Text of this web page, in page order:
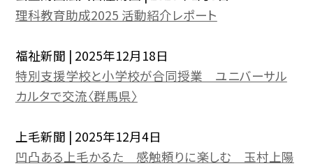
理科教育助成2025 活動紹介レポート
福祉新聞 | 2025年12月18日
特別支援学校と小学校が合同授業 ユニバーサル
カルタで交流〈群馬県〉
上毛新聞 | 2025年12月4日
凹凸ある上毛かるた 感触頼りに楽しむ 玉村上陽